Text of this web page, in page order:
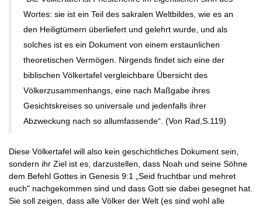
Wortes: sie ist ein Teil des sakralen Weltbildes, wie es an
den Heiligtümern überliefert und gelehrt wurde, und als
solches ist es ein Dokument von einem erstaunlichen
theoretischen Vermögen. Nirgends findet sich eine der
biblischen Völkertafel vergleichbare Übersicht des
Völkerzusammenhangs, eine nach Maßgabe ihres
Gesichtskreises so universale und jedenfalls ihrer
Abzweckung nach so allumfassende“. (Von Rad,S.119)
Diese Völkertafel will also kein geschichtliches Dokument sein,
sondern ihr Ziel ist es, darzustellen, dass Noah und seine Söhne
dem Befehl Gottes in Genesis 9:1 „Seid fruchtbar und mehret
euch" nachgekommen sind und dass Gott sie dabei gesegnet hat.
Sie soll zeigen, dass alle Völker der Welt (es sind wohl alle